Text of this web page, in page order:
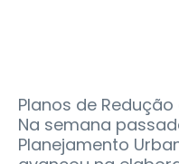
Planos de Redução
Na semana
Planejamento